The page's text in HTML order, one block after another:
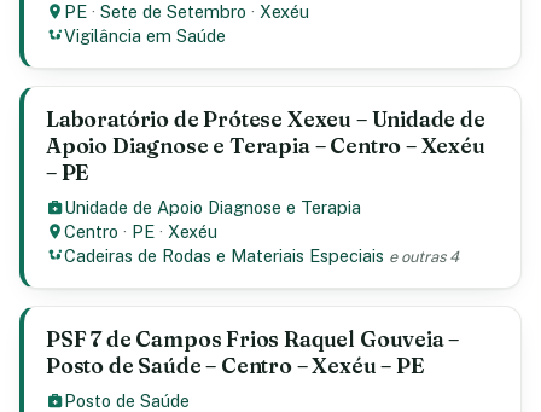
PE ·Sete de Setembro · Xexéu
Vigilância em Saúde
Laboratório de Prótese Xexeu – Unidade de
Apoio Diagnose e Terapia – Centro – Xexéu
– PE
Unidade de Apoio Diagnose e Terapia
Centro · PE · Xexéu
Cadeiras de Rodas e Materiais Especiais e outras 4
PSF 7 de Campos Frios Raquel Gouveia –
Posto de Saúde – Centro – Xexéu – PE
Posto de Saúde